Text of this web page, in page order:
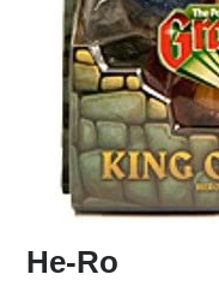
He-Ro